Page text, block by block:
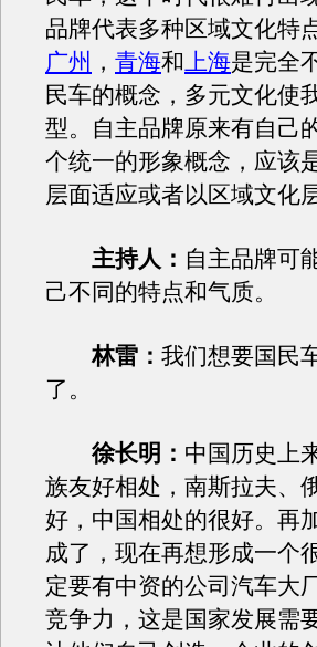
品牌代表多种区域文化特
广州 ， 青海和上海是完全
民车的概念，多元文化使
型。自主品牌原来有自己
个统一的形象概念，应该
层面适应或者以区域文化
主持人： 自主品牌可
己不同的特点和气质。
林雷： 我们想要国民
了。
徐长明： 中国历史上
族友好相处，南斯拉夫、
好，中国相处的很好。再
成了，现在再想形成一个
定要有中资的公司汽车大
竞争力，这是国家发展需